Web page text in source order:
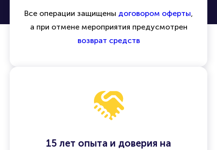
Все операции защищены договором оферты,
а при отмене мероприятия предусмотрен
возврат средств
15 лет опыта и доверия на